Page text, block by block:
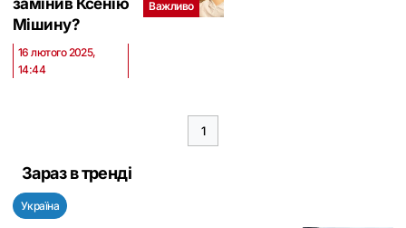
Важливо
замінив Ксенію
Мішину?
16 лютого 2025,
14:44
1
Зараз в тренді
Україна